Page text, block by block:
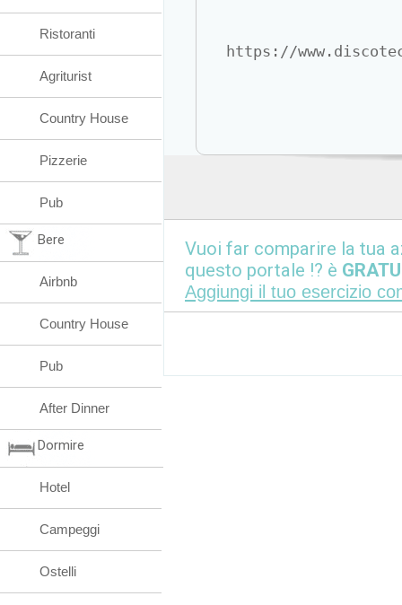
https://
Vuoi far comparire la tua
questo portale !? è
Aggiungi il tuo esercizio
Ristoranti
Agriturist
Country House
Pizzerie
Pub
Bere
Airbnb
Country House
Pub
After Dinner
Dormire
Hotel
Campeggi
Ostelli